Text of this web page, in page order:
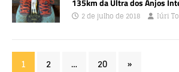
135km da Ultra dos Anjos
2 de julho de 2018 Iúri
1 2 … 20 »